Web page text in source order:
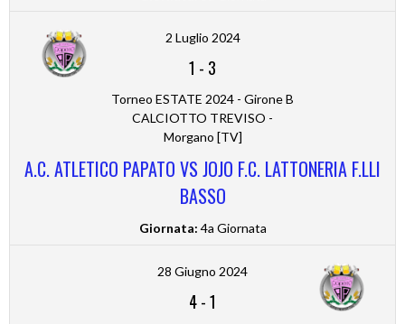
2 Luglio 2024
1 - 3
Torneo ESTATE 2024 - Girone B
CALCIOTTO TREVISO -
Morgano [TV]
A.C. ATLETICO PAPATO VS JOJO F.C. LATTONERIA F.LLI
BASSO
Giornata: 4a Giornata
28 Giugno 2024
4-1